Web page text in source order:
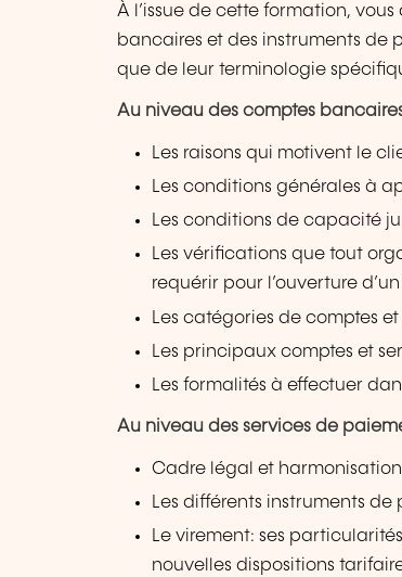
À l’issue de cette formation,
bancaires et des instruments de
que de leur terminologie
Au niveau des comptes
Les raisons qui motivent le
Les conditions générales à
Les conditions de capacité
Les vérifications que tout
requérir pour l’ouverture
Les catégories de comptes
Les principaux comptes et
Les formalités à effectuer
Au niveau des services de
Cadre légal et
Les différents instruments
Le virement: ses
nouvelles dispositions